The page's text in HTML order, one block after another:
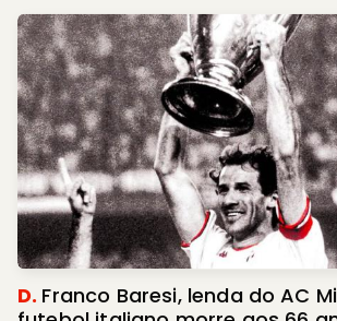
D. Franco Baresi, lenda do AC